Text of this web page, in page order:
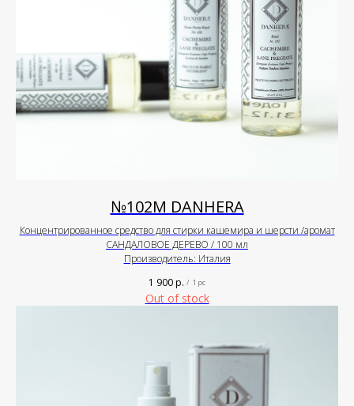
№102М DANHERA
Концентрированное средство для стирки кашемира и шерсти /аромат
САНДАЛОВОЕ ДЕРЕВО / 100 мл
Производитель: Италия
1 900р. / 1 pc
Out of stock